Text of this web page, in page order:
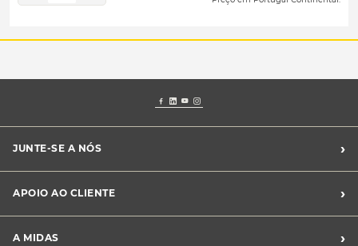
JUNTE-SE A NÓS ›
Franchising Midas
APOIO AO CLIENTE ›
Livro de Reclamações
A MIDAS ›